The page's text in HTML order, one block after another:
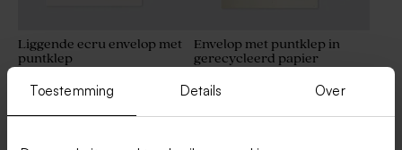
Toestemming Details Over
Liggende ecru envelop met
puntklep
Envelop met puntklep in
gerecycleerd papier
Nieuw